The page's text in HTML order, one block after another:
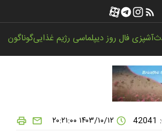
آشپزیفال روزدیپلماسی رژیم غذاییگوناگون